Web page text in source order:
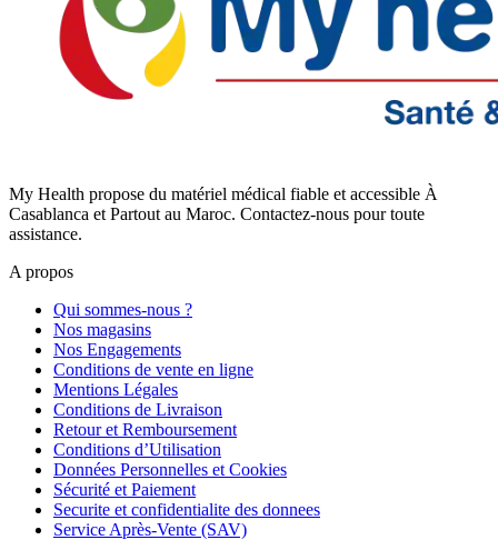
My Health propose du matériel médical fiable et accessible À
Casablanca et Partout au Maroc. Contactez-nous pour toute
assistance.
A propos
Qui sommes-nous ?
Nos magasins
Nos Engagements
Conditions de vente en ligne
Mentions Légales
Conditions de Livraison
Retour et Remboursement
Conditions d’Utilisation
Données Personnelles et Cookies
Sécurité et Paiement
Securite et confidentialite des donnees
Service Après-Vente (SAV)